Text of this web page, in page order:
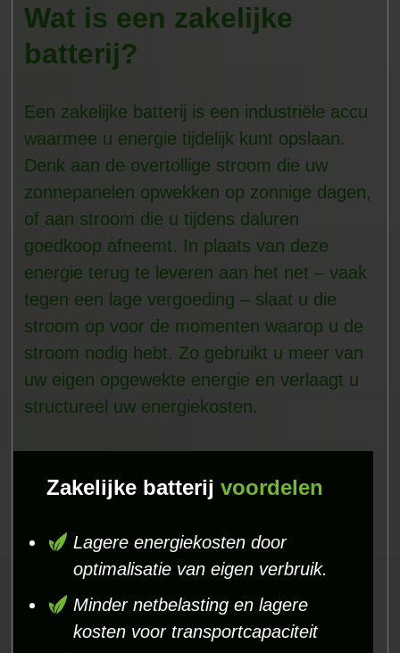
Wat is een zakelijke
batterij?
Een zakelijke batterij is een industriële accu
waarmee u energie tijdelijk kunt opslaan.
Denk aan de overtollige stroom die uw
zonnepanelen opwekken op zonnige dagen,
of aan stroom die u tijdens daluren
goedkoop afneemt. In plaats van deze
energie terug te leveren aan het net – vaak
tegen een lage vergoeding – slaat u die
stroom op voor de momenten waarop u de
stroom nodig hebt. Zo gebruikt u meer van
uw eigen opgewekte energie en verlaagt u
structureel uw energiekosten.
Zakelijke batterij voordelen
Lagere energiekosten door
optimalisatie van eigen verbruik.
Minder netbelasting en lagere
kosten voor transportcapaciteit